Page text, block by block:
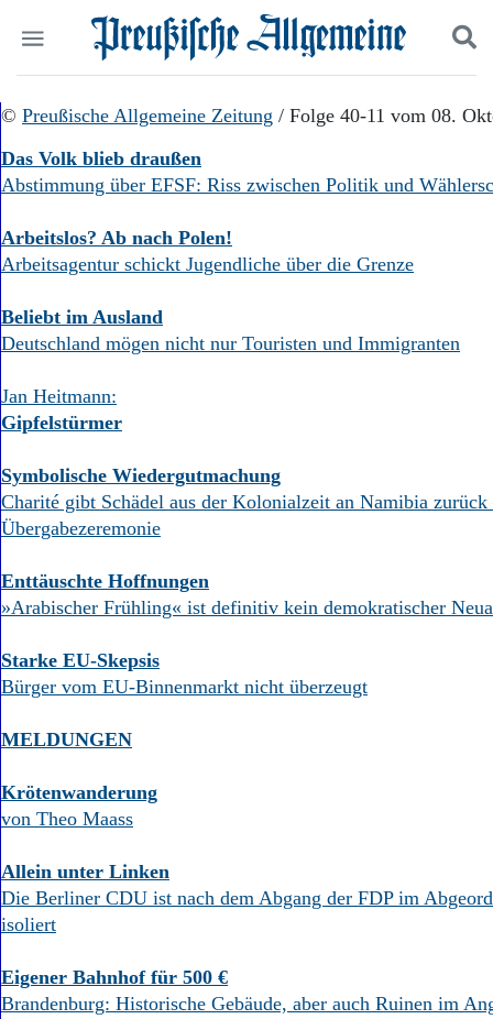
Wer wir sind
Aktuelle Ausgabe
Mediadaten
Politik
Panorama
Leben
Geschichte
Berlin-Brandenburg
Schlesien
Impressum
Suchen und finden
© Preußische Allgemeine Zeitung / Folge 40-11 vom 08.
Das Volk blieb draußen
Abstimmung über EFSF: Riss zwischen Politik und
Arbeitslos? Ab nach Polen!
Arbeitsagentur schickt Jugendliche über die Grenze
Beliebt im Ausland
Deutschland mögen nicht nur Touristen und Immigranten
Jan Heitmann:
Gipfelstürmer
Symbolische Wiedergutmachung
Charité gibt Schädel aus der Kolonialzeit an Namibia
Übergabezeremonie
Enttäuschte Hoffnungen
»Arabischer Frühling« ist definitiv kein demokratischer
Starke EU-Skepsis
Bürger vom EU-Binnenmarkt nicht überzeugt
MELDUNGEN
Krötenwanderung
von Theo Maass
Allein unter Linken
Die Berliner CDU ist nach dem Abgang der FDP im
isoliert
Eigener Bahnhof für 500 €
Brandenburg: Historische Gebäude, aber auch Ruinen im